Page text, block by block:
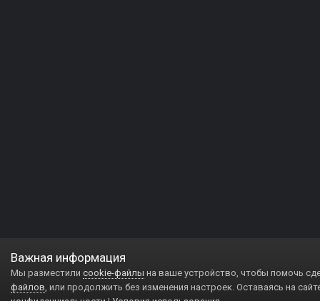
Важная информация
Мы разместили cookie-файлы на ваше устройство, чтобы помочь
файлов, или продолжить без изменения настроек. Оставаясь на